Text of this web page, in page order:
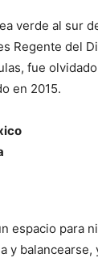
verde al sur
Regente del
fue
en 2015.
espacio para
y